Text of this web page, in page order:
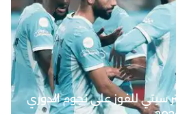
سيتي للفوز على نجوم الدوري